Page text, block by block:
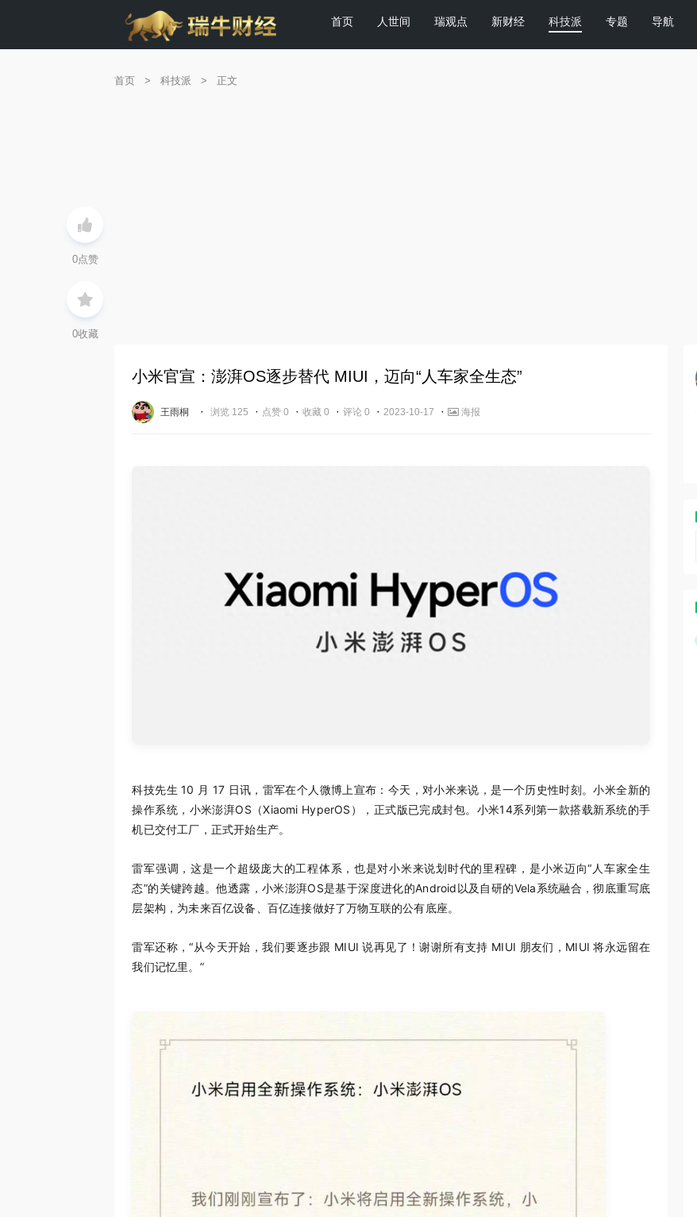
首页 人世间 瑞观点 新财经 科技派 专题 导航
0点赞
0收藏
首页 > 科技派 > 正文
小米官宣：澎湃OS逐步替代 MIUI，迈向“人车家全生态”
王雨桐 · 浏览 125 · 点赞 0 · 收藏 0 · 评论 0 · 2023-10-17 · 海报
科技先生 10 月 17 日讯，雷军在个人微博上宣布：今天，对小米来说，是一个历史性时刻。小米全新的
操作系统，小米澎湃OS（Xiaomi HyperOS），正式版已完成封包。小米14系列第一款搭载新系统的手
机已交付工厂，正式开始生产。
雷军强调，这是一个超级庞大的工程体系，也是对小米来说划时代的里程碑，是小米迈向“人车家全生
态”的关键跨越。他透露，小米澎湃OS是基于深度进化的Android以及自研的Vela系统融合，彻底重写底
层架构，为未来百亿设备、百亿连接做好了万物互联的公有底座。
雷军还称，“从今天开始，我们要逐步跟 MIUI 说再见了！谢谢所有支持 MIUI 朋友们，MIUI 将永远留在
我们记忆里。”